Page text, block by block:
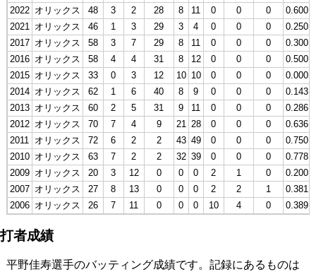
2022 オリックス 48 3 2 28 8 11 0 0 0 0.600
2021
オリックス 46 1 3 29 3 4 0 0 0 0.250
2017 オリックス 58 3 7 29 8 11 0 0 0 0.300
2016 オリックス 58 4 4 31 8 12 0 0 0 0.500
2015 オリックス 33 0 3 12 10 10 0 0 0 0.000
2014 オリックス 62 1 6 40 8 9 0 0 0 0.143
2013 オリックス 60 2 5 31 9 11 0 0 0 0.286
2012 オリックス 70 7 4 9 21 28 0 0 0 0.636
2011
オリックス 72 6 2 2 43 49 0 0 0 0.750
2010 オリックス 63 7 2 2 32 39 0 0 0 0.778
2009 オリックス 20 3 12 0 0 0 2 1 0 0.200
2007 オリックス 27 8 13 0 0 0 2 2 1 0.381
2006 オリックス 26 7 11 0 0 0 10 4 0 0.389
打者成績
平野佳寿選手のバッティング成績です。記録にあるものは